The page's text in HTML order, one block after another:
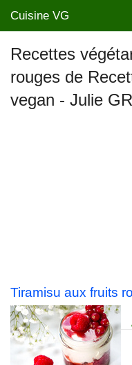
Cuisine VG
Mes blogs préférés
Recettes
rouges de
vegan - Julie
Tiramisu aux fruits